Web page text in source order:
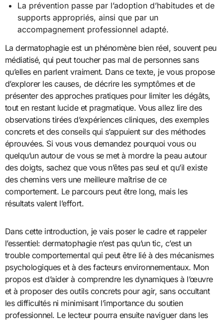
La prévention passe par l’adoption d’habitudes et de
supports appropriés, ainsi que par un
accompagnement professionnel adapté.
La dermatophagie est un phénomène bien réel, souvent peu
médiatisé, qui peut toucher pas mal de personnes sans
qu’elles en parlent vraiment. Dans ce texte, je vous propose
d’explorer les causes, de décrire les symptômes et de
présenter des approches pratiques pour limiter les dégâts,
tout en restant lucide et pragmatique. Vous allez lire des
observations tirées d’expériences cliniques, des exemples
concrets et des conseils qui s’appuient sur des méthodes
éprouvées. Si vous vous demandez pourquoi vous ou
quelqu’un autour de vous se met à mordre la peau autour
des doigts, sachez que vous n’êtes pas seul et qu’il existe
des chemins vers une meilleure maîtrise de ce
comportement. Le parcours peut être long, mais les
résultats valent l’effort.
Dans cette introduction, je vais poser le cadre et rappeler
l’essentiel: dermatophagie n’est pas qu’un tic, c’est un
trouble comportemental qui peut être lié à des mécanismes
psychologiques et à des facteurs environnementaux. Mon
propos est d’aider à comprendre les dynamiques à l’œuvre
et à proposer des outils concrets pour agir, sans occultant
les difficultés ni minimisant l’importance du soutien
professionnel. Le lecteur pourra ensuite naviguer dans les